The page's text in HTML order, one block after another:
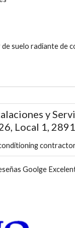
suelo radiante de
y
Local 1,
Goolge